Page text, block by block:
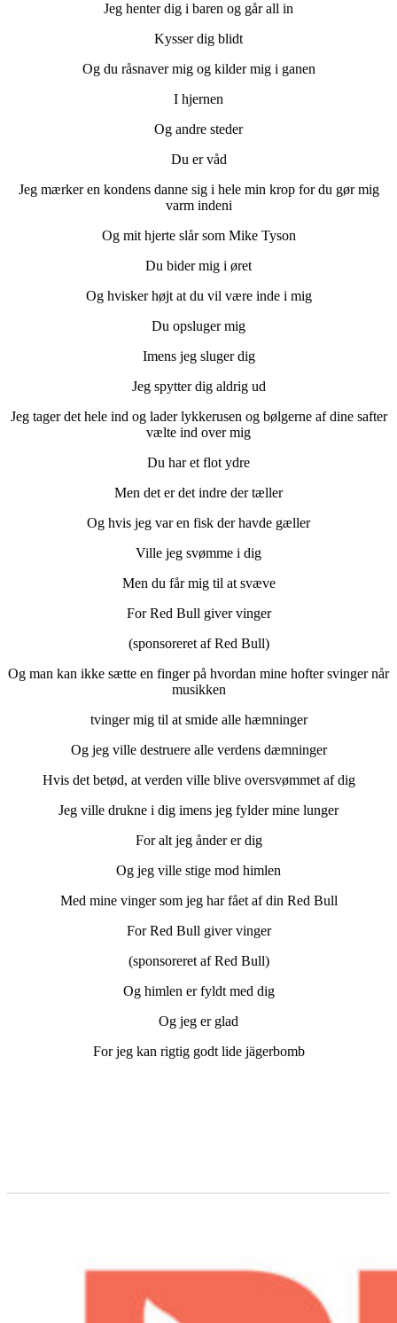
Jeg henter dig i baren og går all in
Kysser dig blidt
Og du råsnaver mig og kilder mig i ganen
I hjernen
Og andre steder
Du er våd
Jeg mærker en kondens danne sig i hele min krop for du gør mig
varm indeni
Og mit hjerte slår som Mike Tyson
Du bider mig i øret
Og hvisker højt at du vil være inde i mig
Du opsluger mig
Imens jeg sluger dig
Jeg spytter dig aldrig ud
Jeg tager det hele ind og lader lykkerusen og bølgerne af dine safter
vælte ind over mig
Du har et flot ydre
Men det er det indre der tæller
Og hvis jeg var en fisk der havde gæller
Ville jeg svømme i dig
Men du får mig til at svæve
For Red Bull giver vinger
(sponsoreret af Red Bull)
Og man kan ikke sætte en finger på hvordan mine hofter svinger når
musikken
tvinger mig til at smide alle hæmninger
Og jeg ville destruere alle verdens dæmninger
Hvis det betød, at verden ville blive oversvømmet af dig
Jeg ville drukne i dig imens jeg fylder mine lunger
For alt jeg ånder er dig
Og jeg ville stige mod himlen
Med mine vinger som jeg har fået af din Red Bull
For Red Bull giver vinger
(sponsoreret af Red Bull)
Og himlen er fyldt med dig
Og jeg er glad
For jeg kan rigtig godt lide jägerbomb